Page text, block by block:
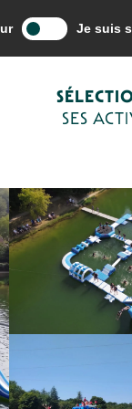
Je suis
SES
de plein air
STATION NAUTIQUE